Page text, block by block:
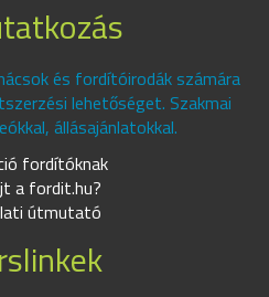
és fordítóirodák számára
lehetőséget. Szakmai
állásajánlatokkal.
fordítóknak
a fordit.hu?
útmutató